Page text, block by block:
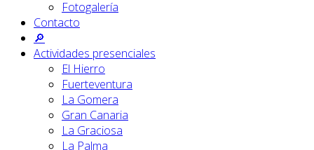
Fotogalería
Contacto
🔎
Actividades presenciales
El Hierro
Fuerteventura
La Gomera
Gran Canaria
La Graciosa
La Palma